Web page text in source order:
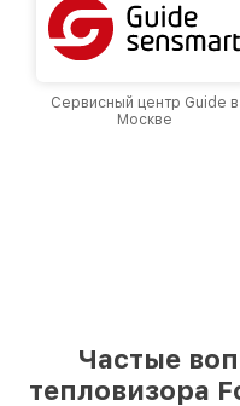
Сервисный центр Guide в
Москве
Частые
тепловизора